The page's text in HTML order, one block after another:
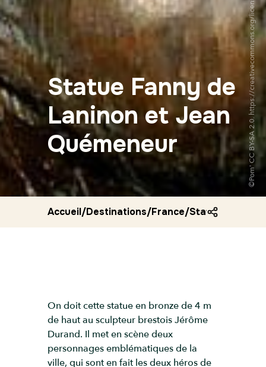
Statue Fanny de
Laninon et Jean
Quémeneur
©Pom' CC BY-SA 2.0. https://creativecommons.org/licenses/by-sa/2.0/
Accueil/Destinations/France/Statue fanny
On doit cette statue en bronze de 4 m
de haut au sculpteur brestois Jérôme
Durand. Il met en scène deux
personnages emblématiques de la
ville, qui sont en fait les deux héros de